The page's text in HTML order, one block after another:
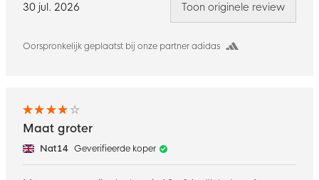
30 jul. 2026
Oorspronkelijk geplaatst bij onze partner adidas
Toon originele review
Maat groter
Nat14 Geverifieerde koper